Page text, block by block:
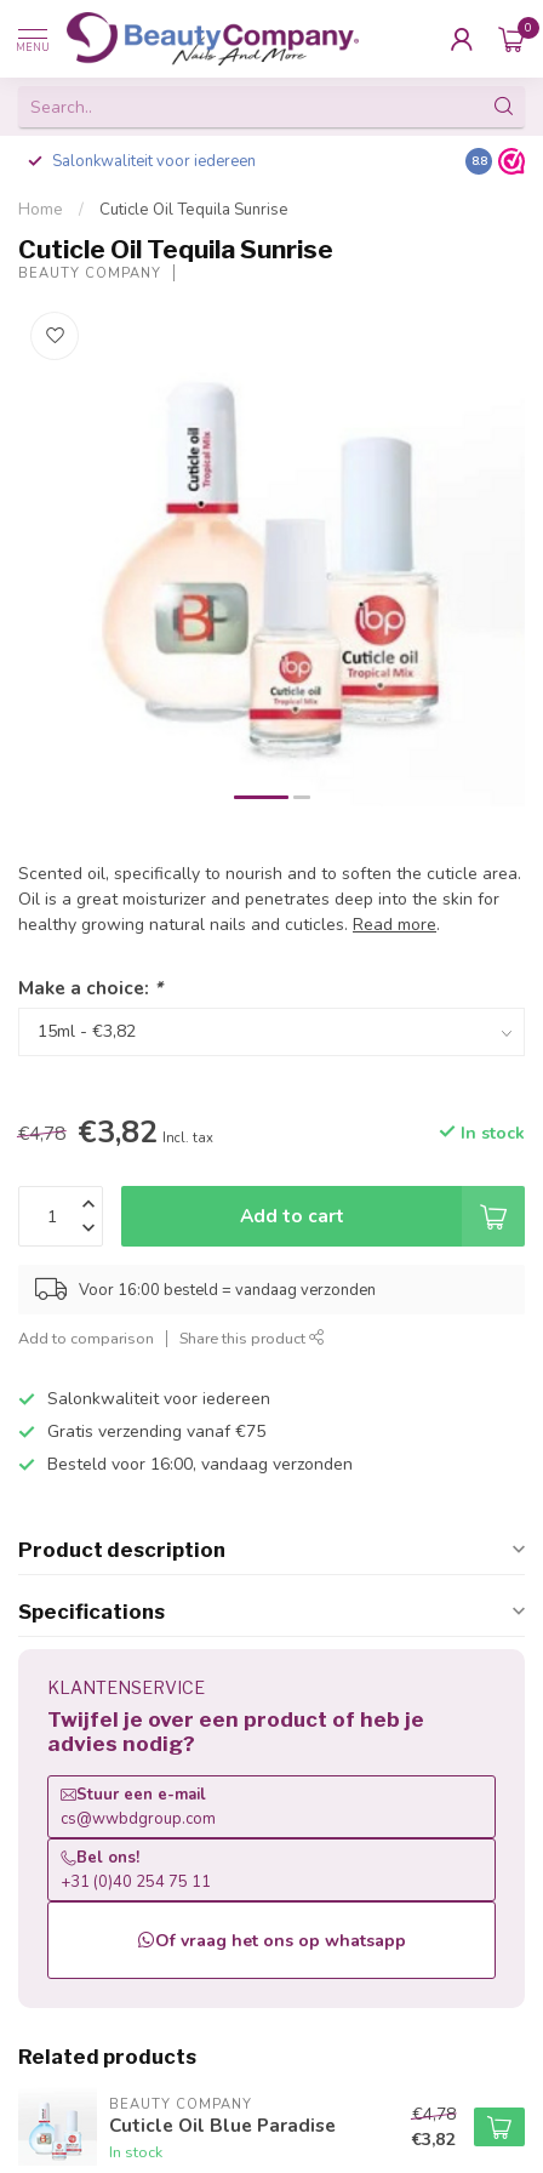
MENU
0
Salonkwaliteit voor iedereen Gratis
8.8
Home / Cuticle Oil Tequila Sunrise
Cuticle Oil Tequila Sunrise
BEAUTY COMPANY
Scented oil, specifically to nourish and to soften the cuticle area.
Oil is a great moisturizer and penetrates deep into the skin for
healthy growing natural nails and cuticles. Read more.
Make a choice: *
€4,78 €3,82 Incl. tax In stock
Add to cart
Voor 16:00 besteld = vandaag verzonden
Add to comparison Share this product
Salonkwaliteit voor iedereen
Gratis verzending vanaf €75
Besteld voor 16:00, vandaag verzonden
Product description
Specifications
KLANTENSERVICE
Twijfel je over een product of heb je
advies nodig?
Stuur een e-mail
cs@wwbdgroup.com
Bel ons!
+31 (0)40 254 75 11
Of vraag het ons op whatsapp
Related products
BEAUTY COMPANY
Cuticle Oil Blue Paradise
In stock
€4,78
€3,82